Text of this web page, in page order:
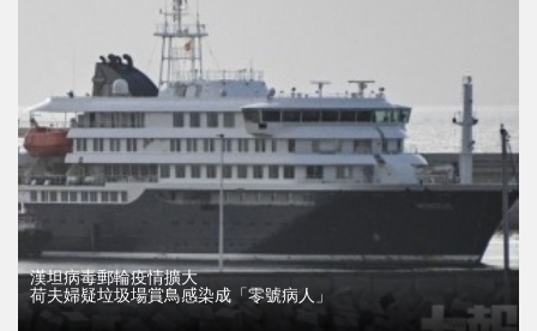
漢坦病毒郵輪疫情擴大
荷夫婦疑垃圾場賞鳥感染成「零號病人」